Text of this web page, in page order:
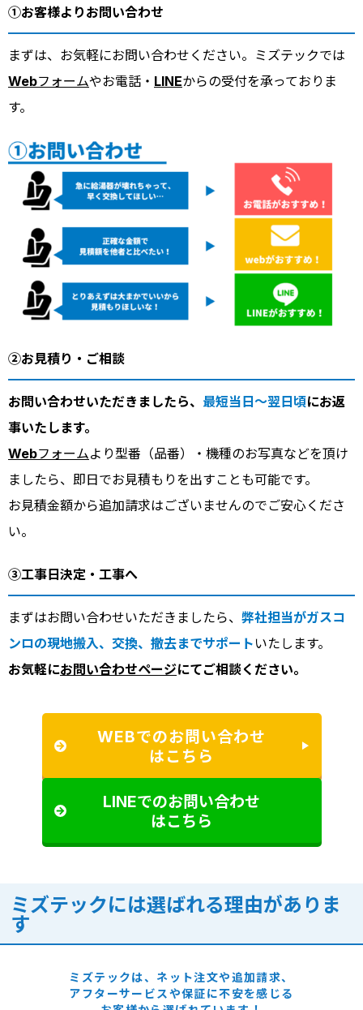
①お客様よりお問い合わせ
まずは、お気軽にお問い合わせください。ミズテックでは
Webフォームやお電話・ LINEからの受付を承っておりま
す。
②お見積り・ご相談
お問い合わせいただきましたら、 最短当日～翌日頃にお返
事いたします。
Webフォームより型番（品番）・機種のお写真などを頂け
ましたら、即日でお見積もりを出すことも可能です。
お見積金額から追加請求はございませんのでご安心くださ
い。
③工事日決定・工事へ
まずはお問い合わせいただきましたら、 弊社担当がガスコ
ンロの現地搬入、交換、撤去までサポート いたします。
お気軽にお問い合わせページにてご相談ください。
WEBでのお問い合わせ
はこちら
LINEでのお問い合わせ
はこちら
ミズテックには選ばれる理由がありま
す
ミズテックは、ネット注文や追加請求、
アフターサービスや保証に不安を感じる